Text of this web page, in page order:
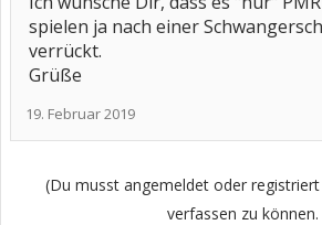
spielen ja nach einer
verrückt.
Grüße
19. Februar 2019
(Du musst angemeldet oder
verfassen zu können.